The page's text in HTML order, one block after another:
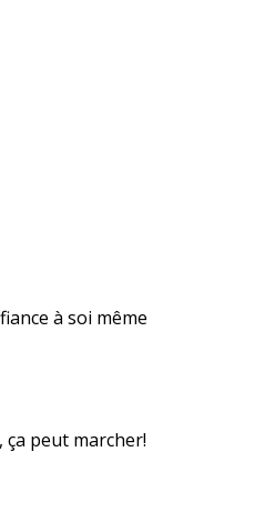
à soi même
ça peut marcher!